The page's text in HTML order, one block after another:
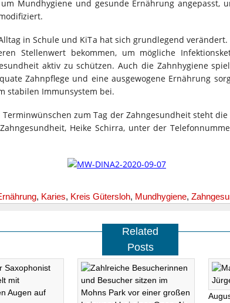
Mundhygiene und gesunde Ernährung angepasst,
in Schule und KiTa hat sich grundlegend
Stellenwert bekommen, um mögliche
aktiv zu schützen. Auch die Zahnhygiene
Zahnpflege und eine ausgewogene Ernährung
stabilen Immunsystem bei.
Terminwünschen zum Tag der Zahngesundheit steht
Heike Schirra, unter der
, Karies, Kreis Gütersloh, Mundhygiene,
Related
Posts